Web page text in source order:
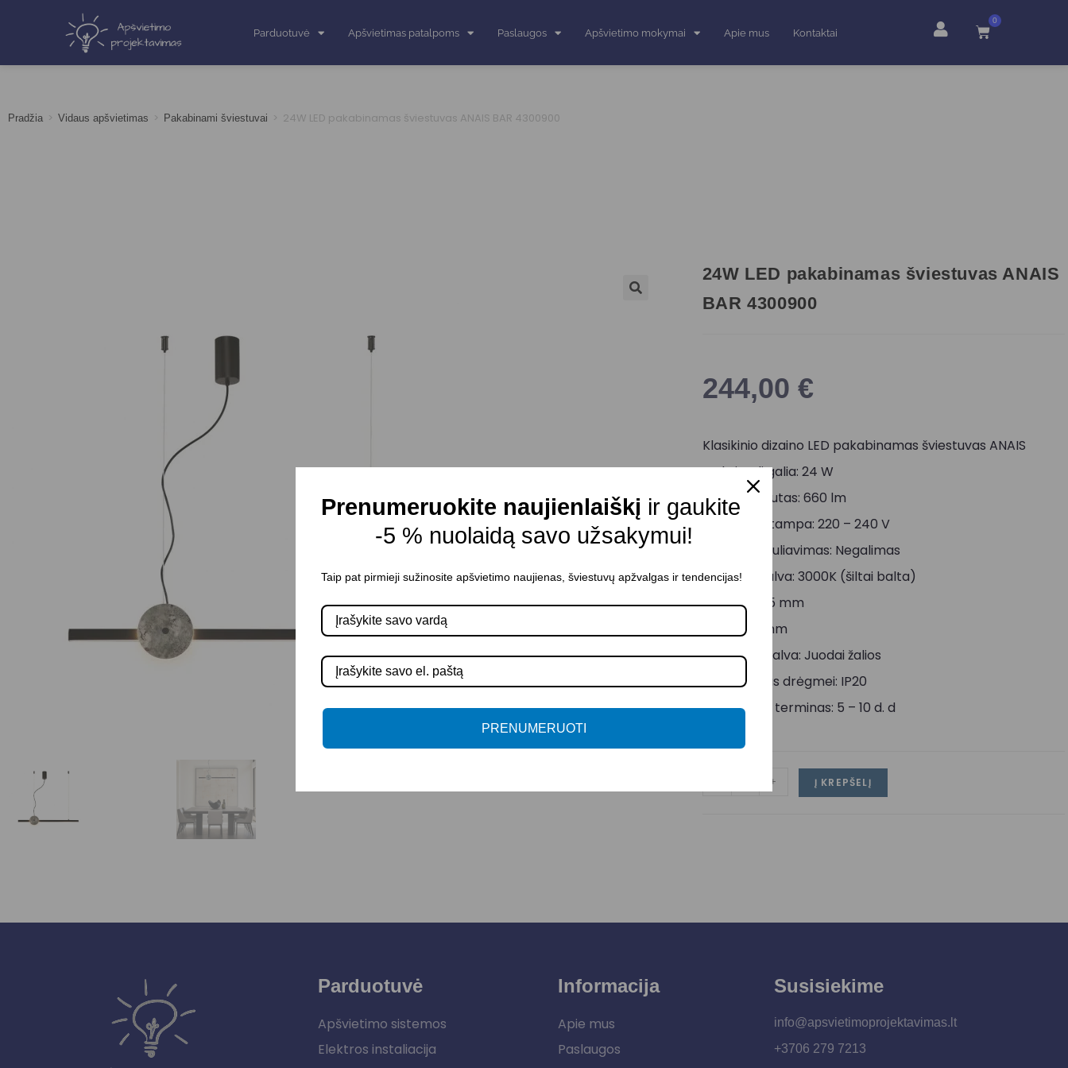
Parduotuvė Apšvietimas patalpoms Paslaugos Apšvietimo mokymai Apie mus Kontaktai
0
Pradžia > Vidaus apšvietimas > Pakabinami šviestuvai > 24W LED pakabinamas šviestuvas ANAIS BAR 4300900
24W LED pakabinamas šviestuvas ANAIS
BAR 4300900
244,00 €
Klasikinio dizaino LED pakabinamas šviestuvas ANAIS
Maksimali galia: 24 W
Šviesos srautas: 660 lm
Maitinimo įtampa: 220 – 240 V
Šviesos reguliavimas: Negalimas
Šviesos spalva: 3000K (šiltai balta)
Aukštis: 1615 mm
Ilgis: 1000 mm
Korpuso spalva: Juodai žalios
Atsparumas drėgmei: IP20
Pristatymo terminas: 5 – 10 d. d
+ Į KREPŠELĮ
Parduotuvė
Apšvietimo sistemos
Elektros instaliacija
Informacija
Apie mus
Paslaugos
Susisiekime
info@apsvietimoprojektavimas.lt
+3706 279 7213
Prenumeruokite naujienlaiškį ir gaukite
-5 % nuolaidą savo užsakymui!
Taip pat pirmieji sužinosite apšvietimo naujienas, šviestuvų apžvalgas ir tendencijas!
PRENUMERUOTI